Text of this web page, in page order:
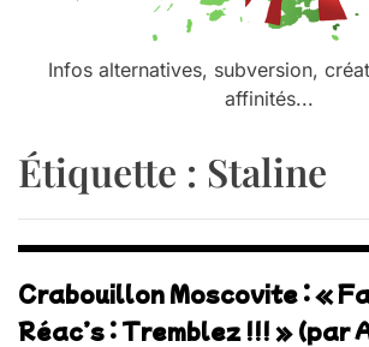
Infos alternatives, subversion,
affinités...
Étiquette : Staline
Crabouillon Moscovite : «
Réac’s : Tremblez !!! » (par